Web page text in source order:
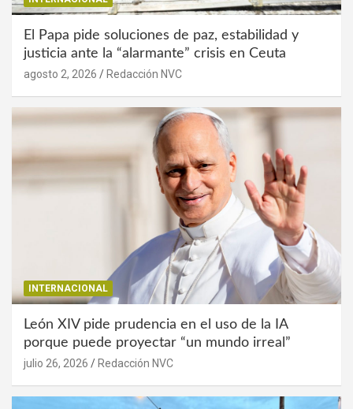
El Papa pide soluciones de paz, estabilidad y
justicia ante la “alarmante” crisis en Ceuta
agosto 2, 2026 Redacción NVC
INTERNACIONAL
León XIV pide prudencia en el uso de la IA
porque puede proyectar “un mundo irreal”
julio 26, 2026 Redacción NVC